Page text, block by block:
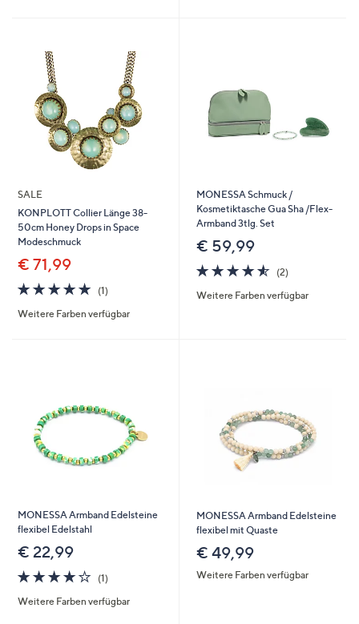
SALE
KONPLOTT Collier Länge 38-
50cm Honey Drops in Space
Modeschmuck
€ 71,99
5.0
von
5
(1)
Weitere Farben verfügbar
MONESSA Schmuck /
Kosmetiktasche Gua Sha /Flex-
Armband 3tlg. Set
€ 59,99
4.5
von
5
(2)2
Weitere Farben verfügbar
MONESSA Armband Edelsteine
flexibel Edelstahl
€ 22,99
4.0
von
5
(1)
Weitere Farben verfügbar
MONESSA Armband Edelsteine
flexibel mit Quaste
€ 49,99
Weitere Farben verfügbar